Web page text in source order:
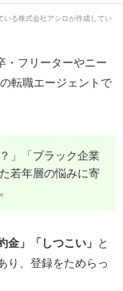
いる株式会社アシロが作成してい
・フリーターやニー
の転職エージェントで
」「ブラック企業
若年層の悩みに寄
金」「しつこい」 と
り、登録をためらっ